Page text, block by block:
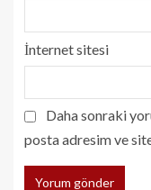
İnternet sitesi
Daha sonraki
posta adresim ve